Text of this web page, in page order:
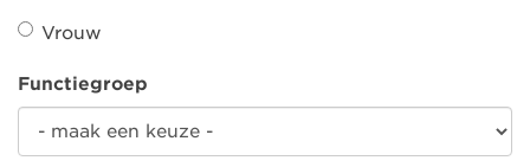
Vrouw
Functiegroep